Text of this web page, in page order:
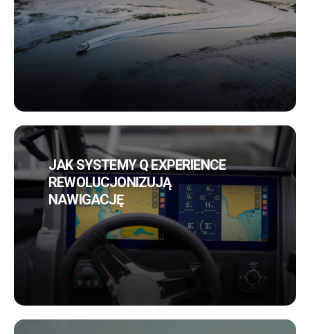
JAK SYSTEMY Q EXPERIENCE
REWOLUCJONIZUJĄ
NAWIGACJĘ